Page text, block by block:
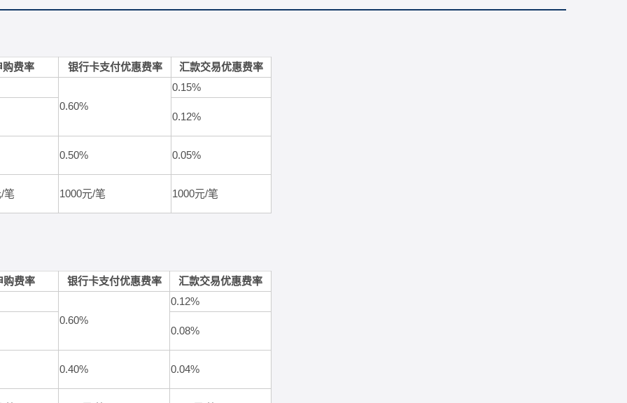
购费率 银行卡支付优惠费率 汇款交易优惠费率
0.60%
0.15%
0.12%
0.50% 0.05%
/笔 1000元/笔 1000元/笔
购费率 银行卡支付优惠费率 汇款交易优惠费率
0.60%
0.12%
0.08%
0.40% 0.04%